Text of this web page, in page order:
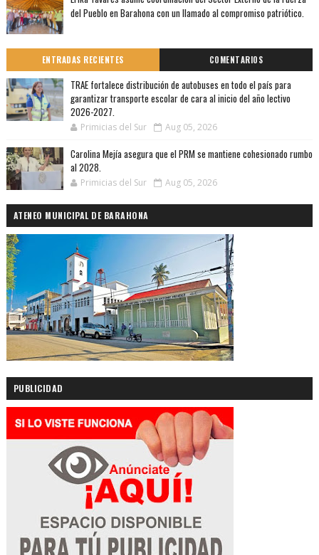
del Pueblo en Barahona con un llamado al compromiso patriótico.
ENTRADAS RECIENTES COMENTARIOS
TRAE fortalece distribución de autobuses en todo el país para
garantizar transporte escolar de cara al inicio del año lectivo
2026-2027.
Primicias del Sur Aug 05, 2026
Carolina Mejía asegura que el PRM se mantiene cohesionado rumbo
al 2028.
Primicias del Sur Aug 05, 2026
ATENEO MUNICIPAL DE BARAHONA
PUBLICIDAD